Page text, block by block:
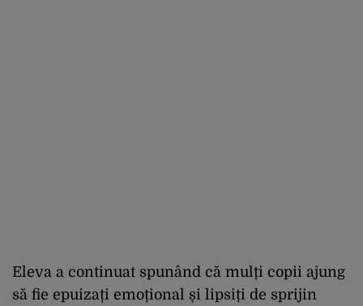
Eleva a continuat spunând că mulți copii ajung
să fie epuizați emoțional și lipsiți de sprijin